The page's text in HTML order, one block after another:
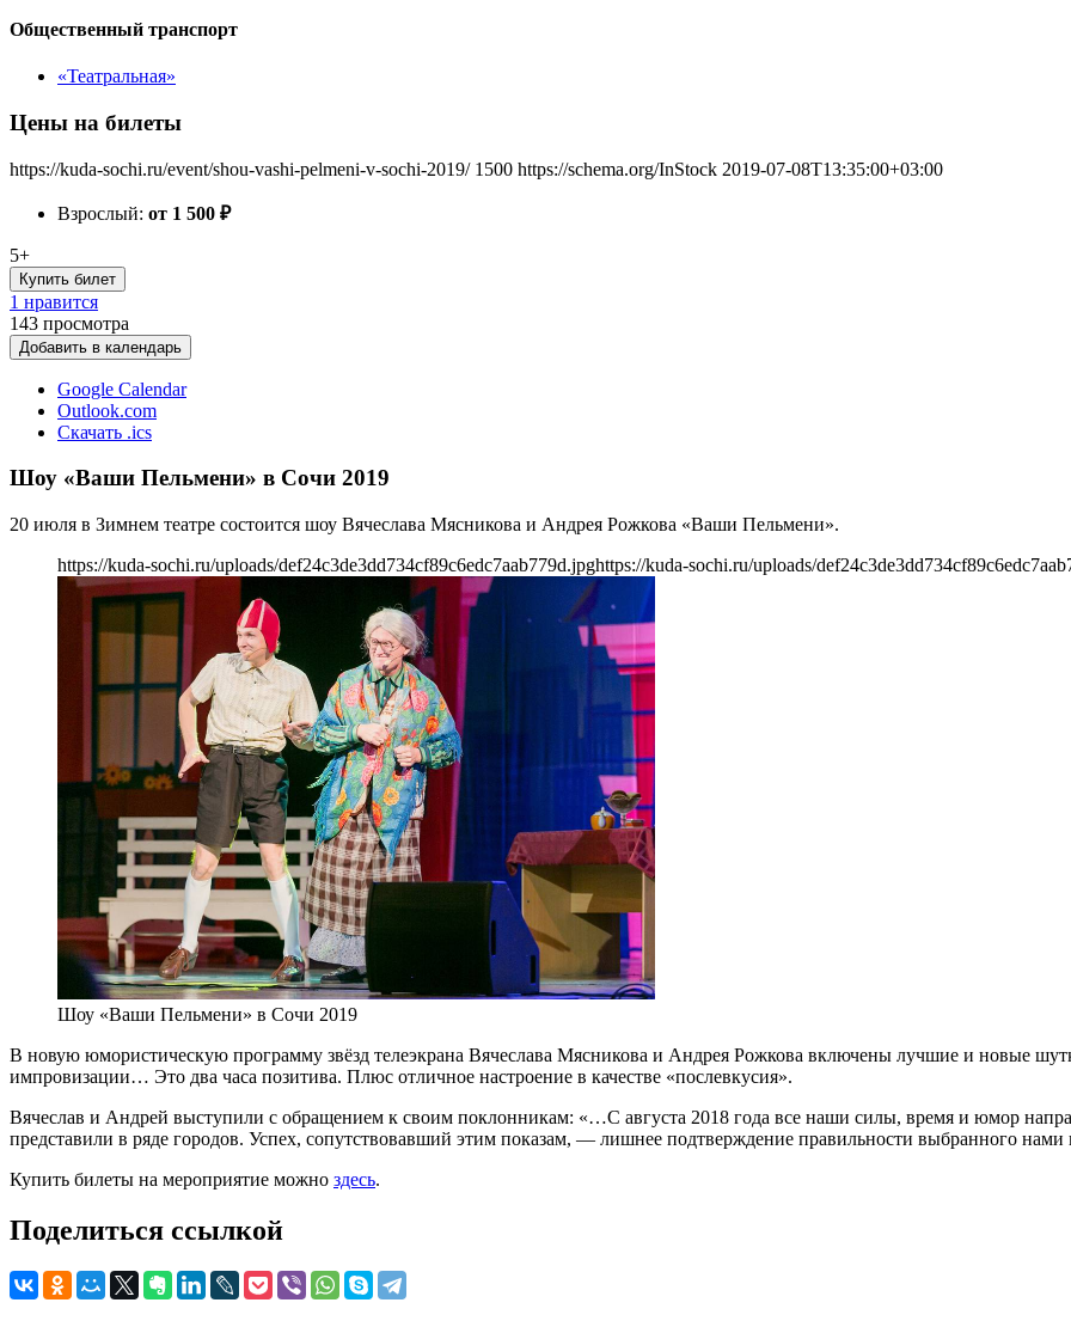
Общественный транспорт
«Театральная»
Цены на билеты
https://kuda-sochi.ru/event/shou-vashi-pelmeni-v-sochi-2019/ 1500 https://schema.org/InStock 2019-07-08T13:35:00+03:00
Взрослый: от 1 500 ₽
5+
Купить билет
1 нравится
143 просмотра
Добавить в календарь
Google Calendar
Outlook.com
Скачать .ics
Шоу «Ваши Пельмени» в Сочи 2019
20 июля в Зимнем театре состоится шоу Вячеслава Мясникова и Андрея Рожкова «Ваши Пельмени».
https://kuda-sochi.ru/uploads/def24c3de3dd734cf89c6edc7aab779d.jpghttps://kuda-sochi.ru/uploads/
Шоу «Ваши Пельмени» в Сочи 2019
В новую юмористическую программу звёзд телеэкрана Вячеслава Мясникова и Андрея Рожкова включены лучшие и новые
импровизации… Это два часа позитива. Плюс отличное настроение в качестве «послевкусия».
Вячеслав и Андрей выступили с обращением к своим поклонникам: «…С августа 2018 года все наши силы, время и юмор
представили в ряде городов. Успех, сопутствовавший этим показам, — лишнее подтверждение правильности выбранного нами
Купить билеты на мероприятие можно здесь.
Поделиться ссылкой